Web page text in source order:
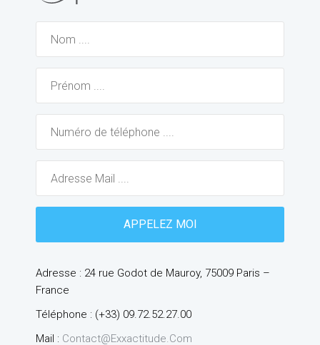
Adresse : 24 rue Godot de Mauroy, 75009 Paris –
France
Téléphone : (+33) 09.72.52.27.00
Mail : Contact@exxactitude.com